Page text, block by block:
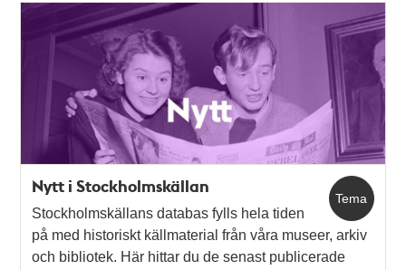
Tema
Nytt i Stockholmskällan
Stockholmskällans databas fylls hela tiden
på med historiskt källmaterial från våra museer, arkiv
och bibliotek. Här hittar du de senast publicerade